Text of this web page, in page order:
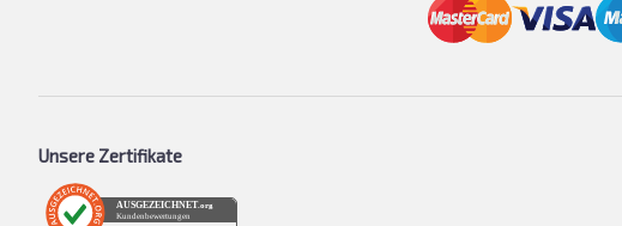
Unsere Zertifikate
AUSGEZEICHNET .org
Kundenbewertungen